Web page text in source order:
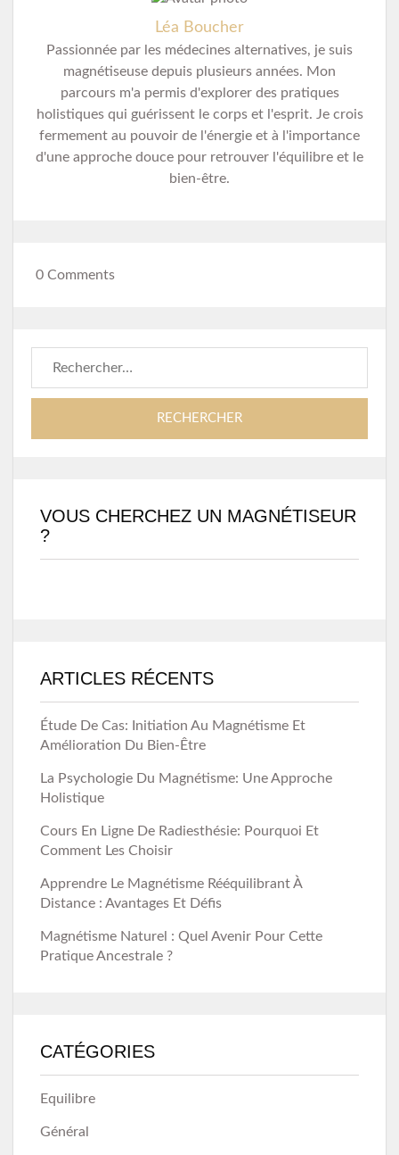
Léa Boucher
Passionnée par les médecines alternatives, je suis
magnétiseuse depuis plusieurs années. Mon
parcours m'a permis d'explorer des pratiques
holistiques qui guérissent le corps et l'esprit. Je crois
fermement au pouvoir de l'énergie et à l'importance
d'une approche douce pour retrouver l'équilibre et le
bien-être.
0 Comments
VOUS CHERCHEZ UN MAGNÉTISEUR
?
ARTICLES RÉCENTS
Étude De Cas: Initiation Au Magnétisme Et
Amélioration Du Bien-Être
La Psychologie Du Magnétisme: Une Approche
Holistique
Cours En Ligne De Radiesthésie: Pourquoi Et
Comment Les Choisir
Apprendre Le Magnétisme Rééquilibrant À
Distance : Avantages Et Défis
Magnétisme Naturel : Quel Avenir Pour Cette
Pratique Ancestrale ?
CATÉGORIES
Equilibre
Général